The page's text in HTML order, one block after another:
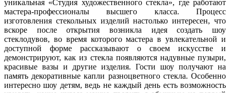
уникальная «Студия художественного стекла», где работают
мастера-профессионалы высшего класса. Процесс
изготовления стекольных изделий настолько интересен, что
вскоре после открытия возникла идея создать шоу
стеклодувов, во время которого мастера в увлекательной и
доступной форме рассказывают о своем искусстве и
демонстрируют, как из стекла появляются надувные пузыри,
красивые вазы и другие изделия. Гости шоу получают на
память декоративные капли разноцветного стекла. Особенно
интересно шоу детям, ведь не каждый день есть возможность